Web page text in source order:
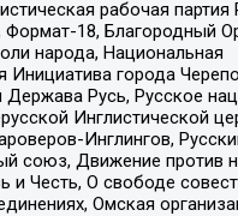
рабочая партия
Формат-18, Благородный
народа, Национальная
Инициатива города
Русь, Русское
Инглистической
Инглингов,
союз, Движение против
и Честь, О свободе
Омская